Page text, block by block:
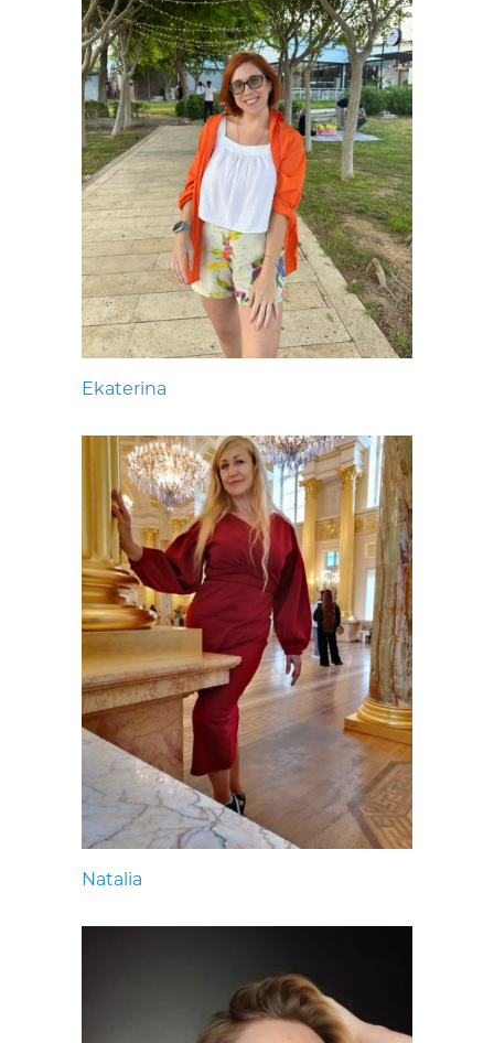
Ekaterina
Natalia